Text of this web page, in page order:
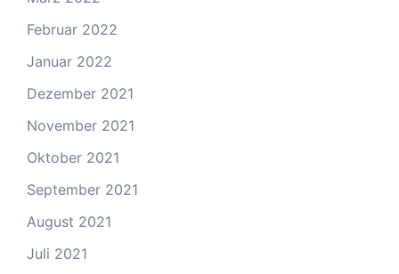
Februar 2022
Januar 2022
Dezember 2021
November 2021
Oktober 2021
September 2021
August 2021
Juli 2021